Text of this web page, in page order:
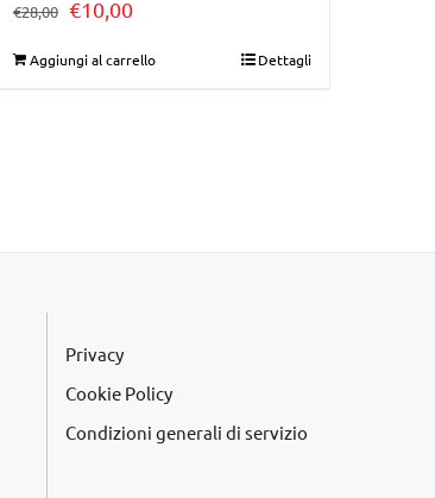
€28,00 Il
€10,00Il
Aggiungi al carrello Dettagli
Privacy
Cookie Policy
Condizioni generali di servizio